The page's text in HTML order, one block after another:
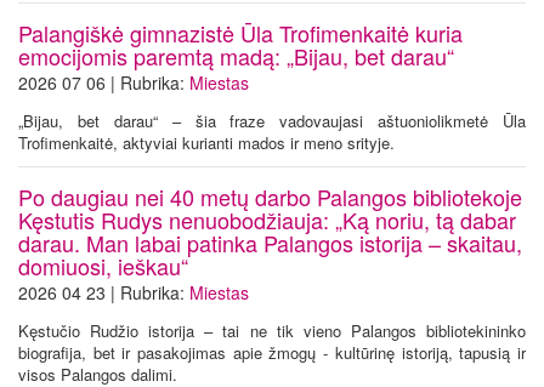
Palangiškė gimnazistė Ūla Trofimenkaitė kuria
emocijomis paremtą madą: „Bijau, bet darau“
2026 07 06 | Rubrika: Miestas
„Bijau, bet darau“ – šia fraze vadovaujasi aštuoniolikmetė Ūla
Trofimenkaitė, aktyviai kurianti mados ir meno srityje.
Po daugiau nei 40 metų darbo Palangos bibliotekoje
Kęstutis Rudys nenuobodžiauja: „Ką noriu, tą dabar
darau. Man labai patinka Palangos istorija – skaitau,
domiuosi, ieškau“
2026 04 23 | Rubrika: Miestas
Kęstučio Rudžio istorija – tai ne tik vieno Palangos bibliotekininko
biografija, bet ir pasakojimas apie žmogų - kultūrinę istoriją, tapusią ir
visos Palangos dalimi.